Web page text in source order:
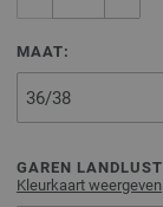
MAAT:
GAREN
Kleurkaart weergeven